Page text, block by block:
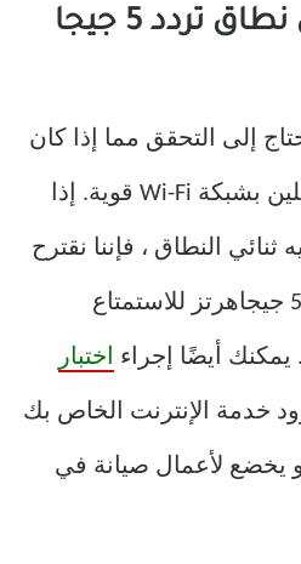
1. قم بالتبديل إلى نطاق تردد 5 جيجا
إلى التحقق مما إذا كان
جهاز Mac والهاتف متصلين بشبكة Wi-Fi قوية. إذا
النطاق ، فإننا نقترح
التبديل إلى نطاق تردد 5 جيجاهرتز للاستمتاع
أيضًا إجراء اختبار
خدمة الإنترنت الخاص بك
يخضع لأعمال صيانة في